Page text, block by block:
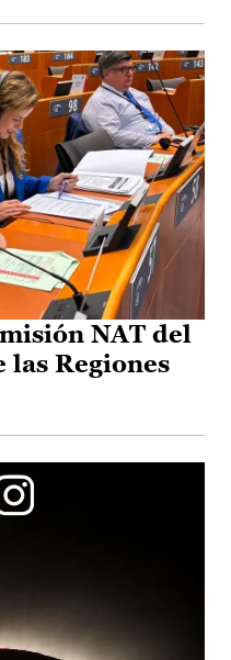
NAT del
las Regiones